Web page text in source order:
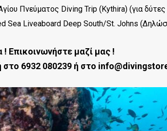
Πνεύματος Diving Trip (Kythira) (για
Sea Liveaboard Deep South/St. Johns
Επικοινωνήστε μαζί μας !
6932 080239 ή στο